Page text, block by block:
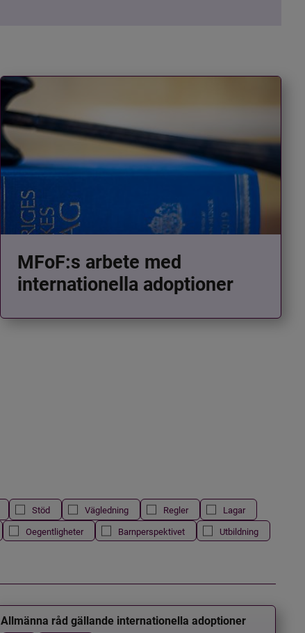
MFoF:s arbete med
internationella adoptioner
Stöd Vägledning Regler
Lagar
Oegentligheter Barnperspektivet
Utbildning
Allmänna råd gällande internationella adoptioner